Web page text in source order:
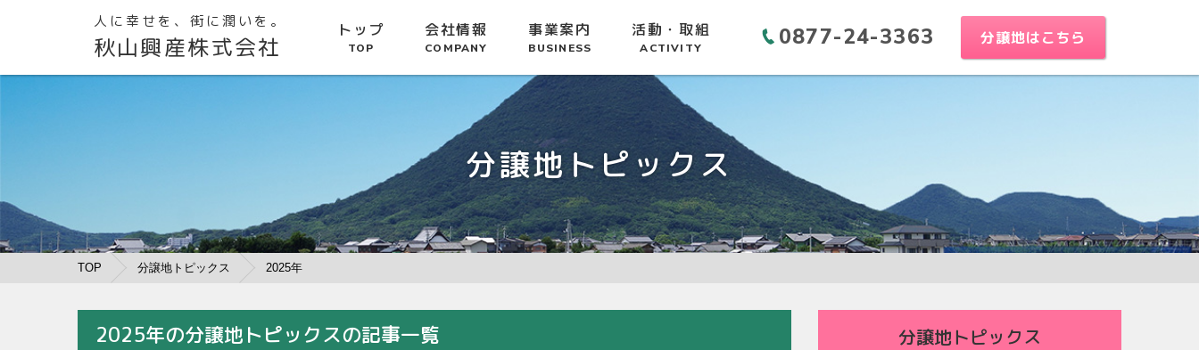
人に幸せを、街に潤いを。
秋山興産株式会社
トップ
TOP
会社情報
COMPANY
事業案内
BUSINESS
活動・取組
ACTIVITY 0877-24-3363 分譲地はこちら
分譲地トピックス
TOP 分譲地トピックス 2025年
2025年の分譲地トピックスの記事一覧 分譲地トピックス